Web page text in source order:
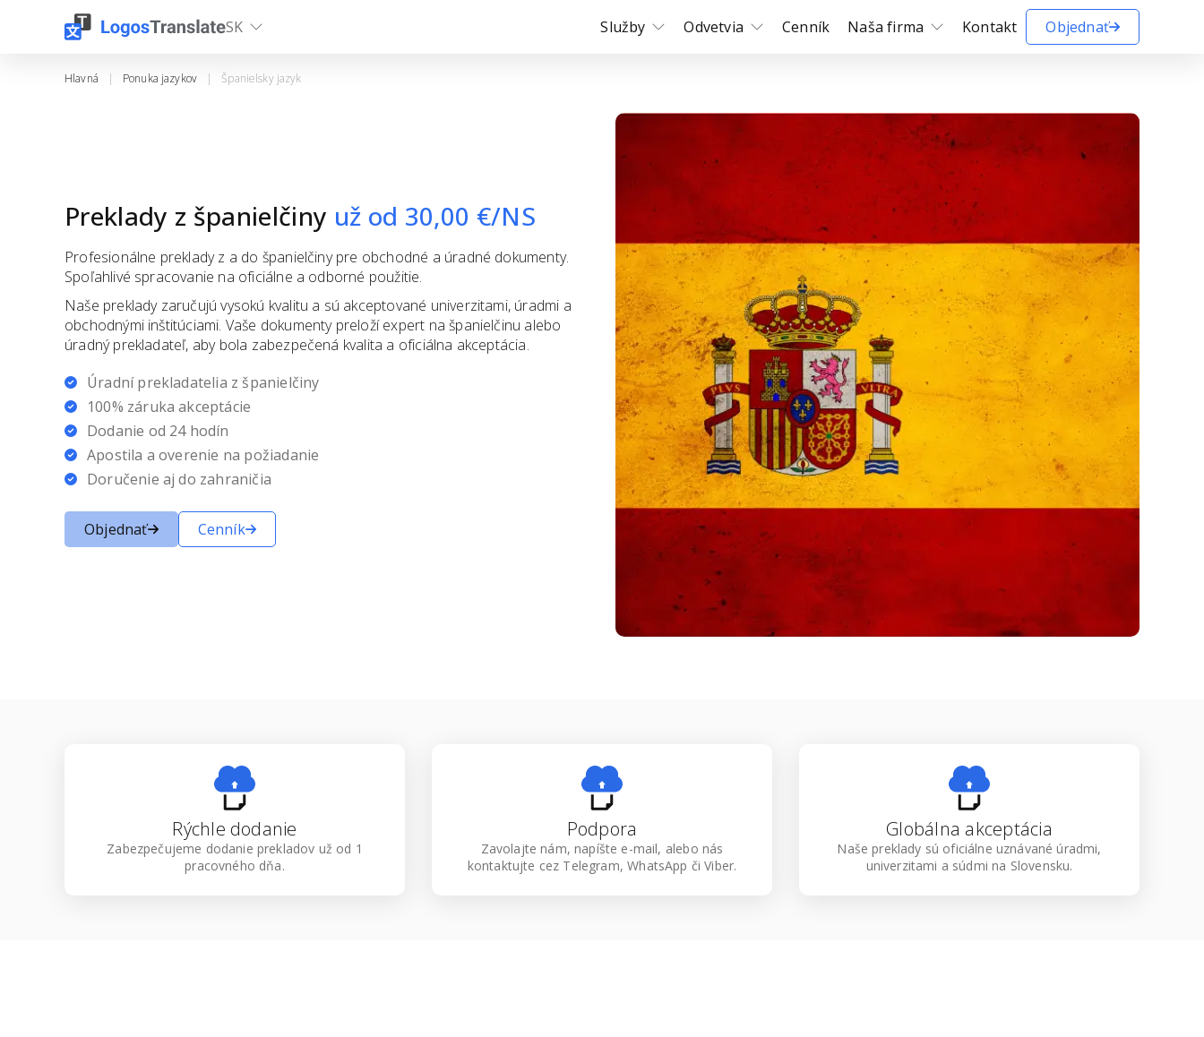
SK Služby Odvetvia Cenník Naša firma Kontakt Objednať
Hlavná | Ponuka jazykov | Španielsky jazyk
Preklady z španielčiny už od 30,00 €/NS
Profesionálne preklady z a do španielčiny pre obchodné a úradné dokumenty.
Spoľahlivé spracovanie na oficiálne a odborné použitie.
Naše preklady zaručujú vysokú kvalitu a sú akceptované univerzitami, úradmi a
obchodnými inštitúciami. Vaše dokumenty preloží expert na španielčinu alebo
úradný prekladateľ, aby bola zabezpečená kvalita a oficiálna akceptácia.
Úradní prekladatelia z španielčiny
100% záruka akceptácie
Dodanie od 24 hodín
Apostila a overenie na požiadanie
Doručenie aj do zahraničia
Objednať Cenník
Rýchle dodanie
Zabezpečujeme dodanie prekladov už od 1
pracovného dňa.
Podpora
Zavolajte nám, napíšte e-mail, alebo nás
kontaktujte cez Telegram, WhatsApp či Viber.
Globálna akceptácia
Naše preklady sú oficiálne uznávané úradmi,
univerzitami a súdmi na Slovensku.